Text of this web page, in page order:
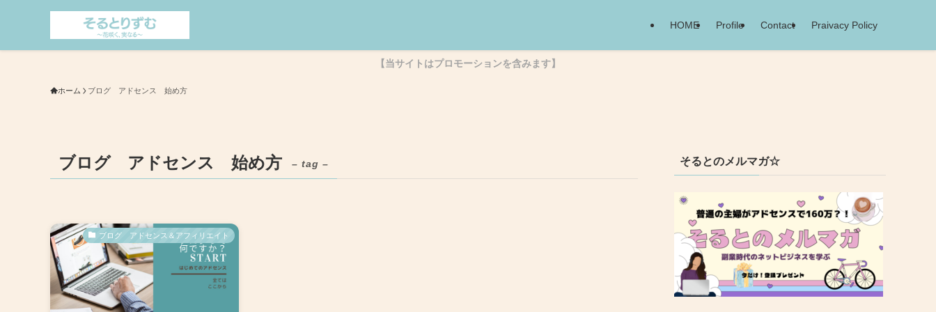
HOME Profile Contact Praivacy Policy
【当サイトはプロモーションを含みます】
ホーム ブログ アドセンス 始め方
ブログ アドセンス 始め方 – tag –
ブログ アドセンス＆アフィリエイト
そるとのメルマガ☆